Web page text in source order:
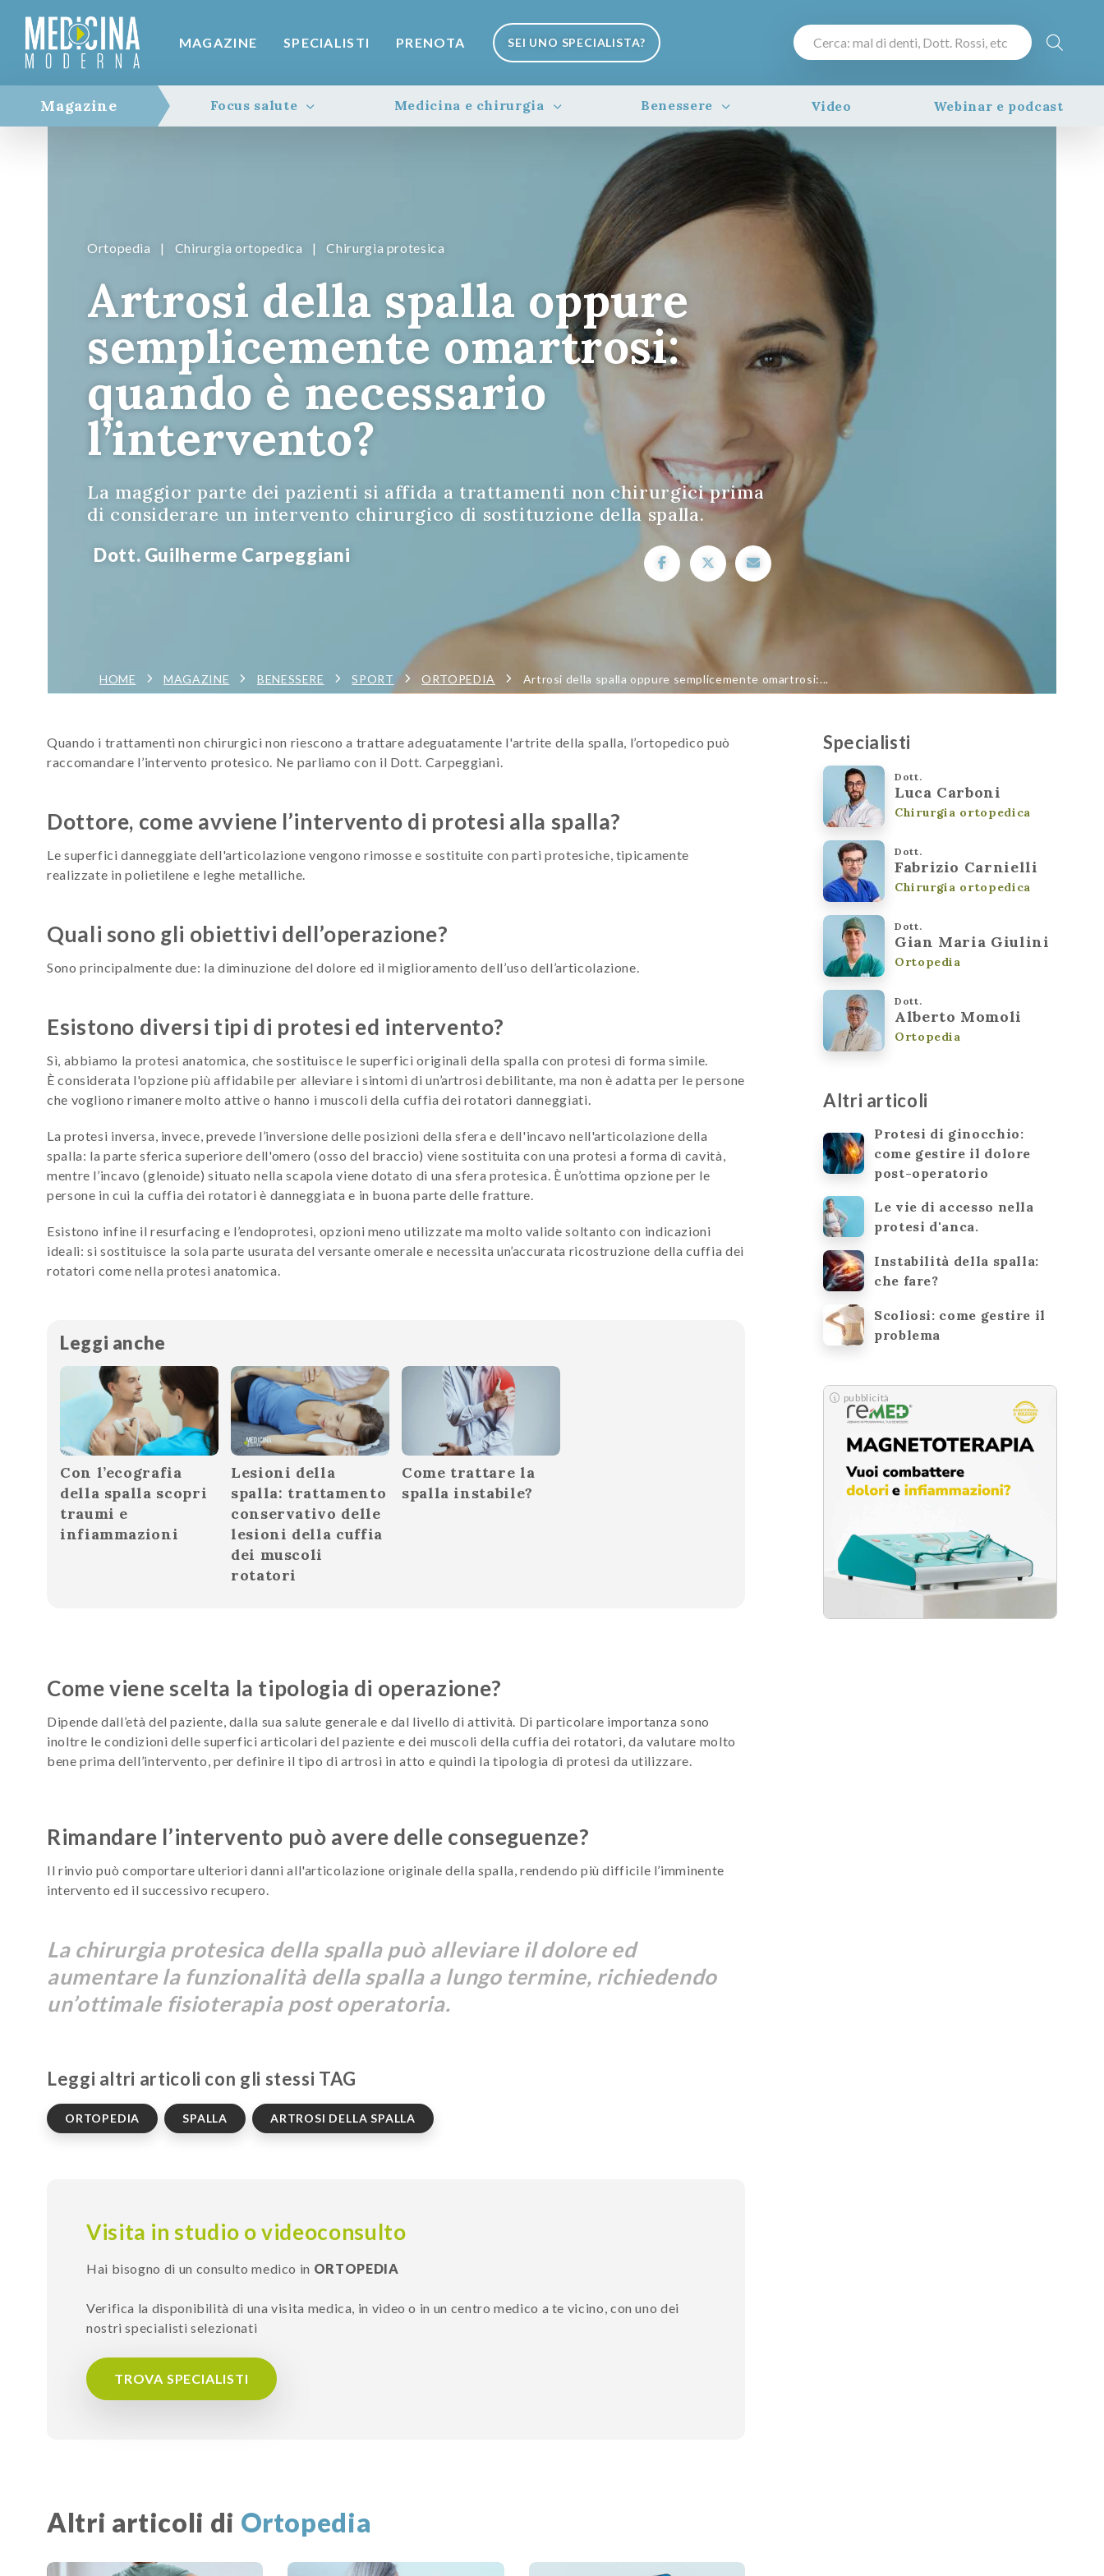
MAGAZINE SPECIALISTI PRENOTA SEI UNO SPECIALISTA?
Magazine Focus salute Medicina e chirurgia Benessere Video Webinar e podcast
Ortopedia | Chirurgia ortopedica | Chirurgia protesica
Artrosi della spalla oppure
semplicemente omartrosi:
quando è necessario
l’intervento?
La maggior parte dei pazienti si affida a trattamenti non chirurgici prima
di considerare un intervento chirurgico di sostituzione della spalla.
Dott. Guilherme Carpeggiani
HOME MAGAZINE BENESSERE SPORT ORTOPEDIA Artrosi della spalla oppure semplicemente omartrosi:...
Quando i trattamenti non chirurgici non riescono a trattare adeguatamente l'artrite della spalla, l’ortopedico può
raccomandare l’intervento protesico. Ne parliamo con il Dott. Carpeggiani.
Dottore, come avviene l’intervento di protesi alla spalla?
Le superfici danneggiate dell'articolazione vengono rimosse e sostituite con parti protesiche, tipicamente
realizzate in polietilene e leghe metalliche.
Quali sono gli obiettivi dell’operazione?
Sono principalmente due: la diminuzione del dolore ed il miglioramento dell’uso dell’articolazione.
Esistono diversi tipi di protesi ed intervento?
Sì, abbiamo la protesi anatomica, che sostituisce le superfici originali della spalla con protesi di forma simile.
È considerata l'opzione più affidabile per alleviare i sintomi di un’artrosi debilitante, ma non è adatta per le persone
che vogliono rimanere molto attive o hanno i muscoli della cuffia dei rotatori danneggiati.
La protesi inversa, invece, prevede l’inversione delle posizioni della sfera e dell'incavo nell'articolazione della
spalla: la parte sferica superiore dell'omero (osso del braccio) viene sostituita con una protesi a forma di cavità,
mentre l’incavo (glenoide) situato nella scapola viene dotato di una sfera protesica. È un’ottima opzione per le
persone in cui la cuffia dei rotatori è danneggiata e in buona parte delle fratture.
Esistono infine il resurfacing e l’endoprotesi, opzioni meno utilizzate ma molto valide soltanto con indicazioni
ideali: si sostituisce la sola parte usurata del versante omerale e necessita un’accurata ricostruzione della cuffia dei
rotatori come nella protesi anatomica.
Leggi anche
Con l’ecografia
della spalla scopri
traumi e
infiammazioni
Lesioni della
spalla: trattamento
conservativo delle
lesioni della cuffia
dei muscoli
rotatori
Come trattare la
spalla instabile?
Come viene scelta la tipologia di operazione?
Dipende dall’età del paziente, dalla sua salute generale e dal livello di attività. Di particolare importanza sono
inoltre le condizioni delle superfici articolari del paziente e dei muscoli della cuffia dei rotatori, da valutare molto
bene prima dell’intervento, per definire il tipo di artrosi in atto e quindi la tipologia di protesi da utilizzare.
Rimandare l’intervento può avere delle conseguenze?
Il rinvio può comportare ulteriori danni all'articolazione originale della spalla, rendendo più difficile l’imminente
intervento ed il successivo recupero.
La chirurgia protesica della spalla può alleviare il dolore ed
aumentare la funzionalità della spalla a lungo termine, richiedendo
un’ottimale fisioterapia post operatoria.
Leggi altri articoli con gli stessi TAG
ORTOPEDIA SPALLA ARTROSI DELLA SPALLA
Visita in studio o videoconsulto
Hai bisogno di un consulto medico in ORTOPEDIA
Verifica la disponibilità di una visita medica, in video o in un centro medico a te vicino, con uno dei
nostri specialisti selezionati
TROVA SPECIALISTI
Altri articoli di Ortopedia
Specialisti
Dott.
Luca Carboni
Chirurgia ortopedica
Dott.
Fabrizio Carnielli
Chirurgia ortopedica
Dott.
Gian Maria Giulini
Ortopedia
Dott.
Alberto Momoli
Ortopedia
Altri articoli
Protesi di ginocchio:
come gestire il dolore
post-operatorio
Le vie di accesso nella
protesi d'anca.
Instabilità della spalla:
che fare?
Scoliosi: come gestire il
problema
pubblicità